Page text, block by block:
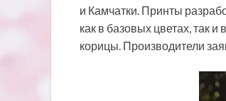
и Камчатки. Принты
как в базовых цветах, так
корицы. Производители